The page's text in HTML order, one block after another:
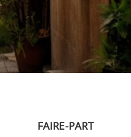
FAIRE-PART